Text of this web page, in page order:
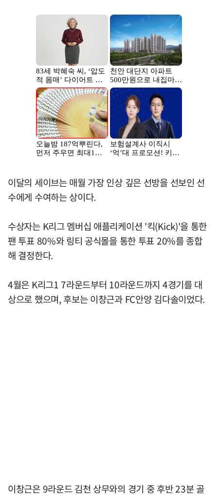
이달의 세이브는 매월 가장 인상 깊은 선방을 선보인 선
수에게 수여하는 상이다.
수상자는 K리그 멤버십 애플리케이션 '킥(Kick)'을 통한
팬 투표 80%와 링티 공식몰을 통한 투표 20%를 종합
해 결정한다.
4월은 K리그1 7라운드부터 10라운드까지 4경기를 대
상으로 했으며, 후보는 이창근과 FC안양 김다솔이었다.
이창근은 9라운드 김천 상무와의 경기 중 후반 23분 골